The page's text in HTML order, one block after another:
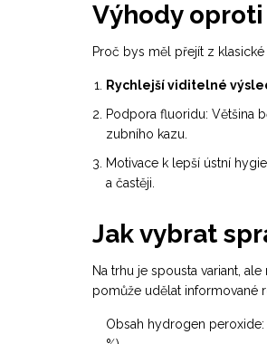
Výhody
Proč bys měl přejít z
Rychlejší viditelné
Podpora fluoridu: Většina
zubního kazu.
Motivace k lepší ústní
a častěji.
Jak vybrat
Na trhu je spousta variant,
pomůže udělat informované
Obsah hydrogen peroxide